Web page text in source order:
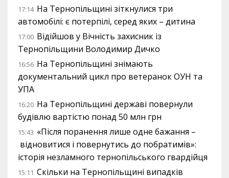
17:14 На Тернопільщині зіткнулися три
автомобілі: є потерпілі, серед яких – дитина
17:00 Відійшов у Вічність захисник із
Тернопільщини Володимир Дичко
16:56 На Тернопільщині знімають
документальний цикл про ветеранок ОУН та
УПА
16:20 На Тернопільщині державі повернули
будівлю вартістю понад 50 млн грн
15:43 «Після поранення лише одне бажання –
відновитися і повернутись до побратимів»:
історія незламного тернопільського гвардійця
15:11 Скільки на Тернопільщині випадків